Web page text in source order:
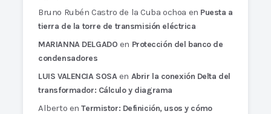
Bruno Rubén Castro de la Cuba ochoa en Puesta a
tierra de la torre de transmisión eléctrica
MARIANNA DELGADO en Protección del banco de
condensadores
LUIS VALENCIA SOSAen Abrir la conexión Delta del
transformador: Cálculo y diagrama
Alberto enTermistor: Definición, usos y cómo